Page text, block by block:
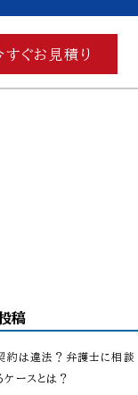
すぐお見積り
稿
約は違法？弁護士に相談
ースとは？